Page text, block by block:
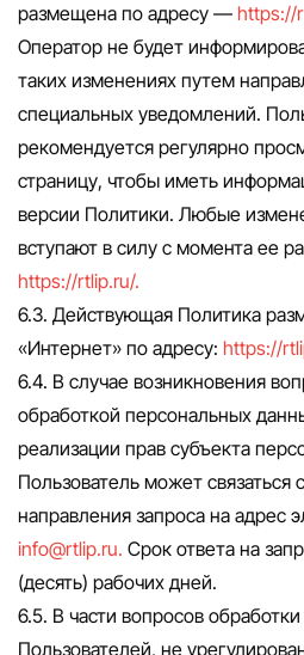
размещена по адресу — https://
Оператор не будет
таких изменениях путем
специальных уведомлений.
рекомендуется регулярно
страницу, чтобы иметь
версии Политики. Любые
вступают в силу с момента ее
https://rtlip.ru/.
6.3. Действующая Политика
«Интернет» по адресу: https://
6.4. В случае возникновения
обработкой персональных
реализации прав субъекта
Пользователь может
направления запроса на адрес
info@rtlip.ru. Срок ответа на
(десять) рабочих дней.
6.5. В части вопросов
Пользователей, не